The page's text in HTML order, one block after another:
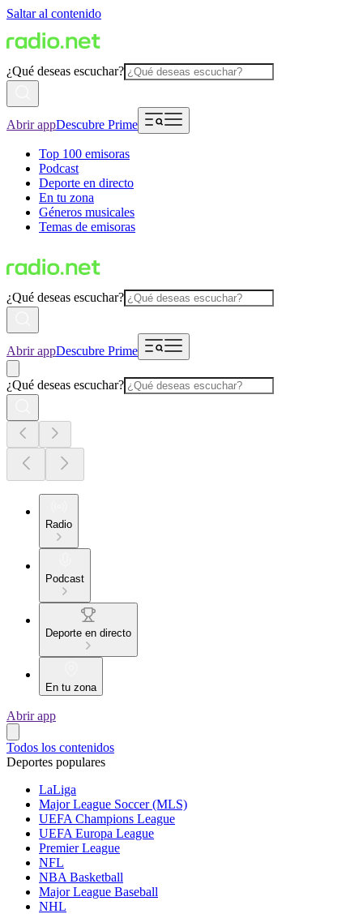
Saltar al contenido
¿Qué deseas escuchar?
Abrir appDescubre Prime
Top 100 emisoras
Podcast
Deporte en directo
En tu zona
Géneros musicales
Temas de emisoras
¿Qué deseas escuchar?
Abrir appDescubre Prime
¿Qué deseas escuchar?
Radio
Podcast
Deporte en directo
En tu zona
Abrir app
Todos los contenidos
Deportes populares
LaLiga
Major League Soccer (MLS)
UEFA Champions League
UEFA Europa League
Premier League
NFL
NBA Basketball
Major League Baseball
NHL